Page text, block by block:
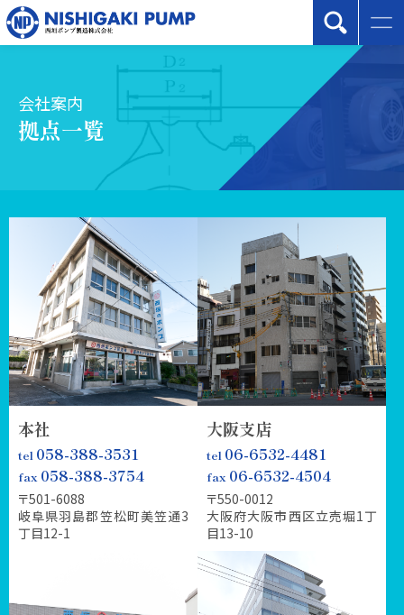
会社案内
拠点一覧
本社
058-388-3531
058-388-3754
〒501-6088
岐阜県羽島郡笠松町美笠通3
丁目12-1
大阪支店
06-6532-4481
06-6532-4504
〒550-0012
大阪府大阪市西区立売堀1丁
目13-10